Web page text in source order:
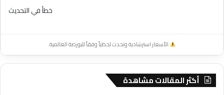
خطأ في التحديث
الأسعار استرشادية وتحدث لحظياً وفقاً للبورصة العالمية.
أكثر المقالات مشاهدة